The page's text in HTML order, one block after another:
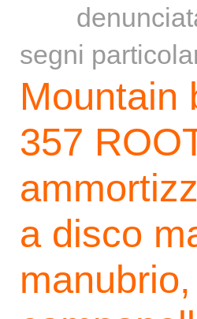
segni
Mountain
357
a disco